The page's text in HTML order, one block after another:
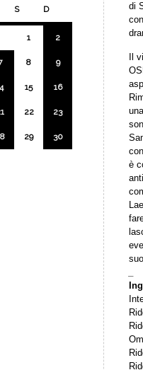
di
Il
è
S D
1 2
8 9
15 16
22 23
29 30